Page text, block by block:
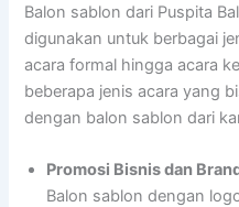
Balon sablon dari Puspita
digunakan untuk berbagai
acara formal hingga acara
beberapa jenis acara yang
dengan balon sablon dari
Promosi Bisnis dan
Balon sablon dengan